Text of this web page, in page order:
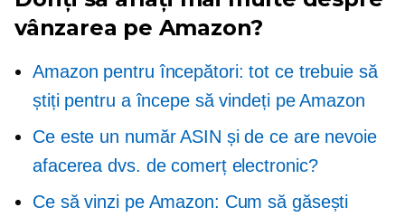
vânzarea pe Amazon?
Amazon pentru începători: tot ce trebuie să
știți pentru a începe să vindeți pe Amazon
Ce este un număr ASIN și de ce are nevoie
afacerea dvs. de comerț electronic?
Ce să vinzi pe Amazon: Cum să găsești